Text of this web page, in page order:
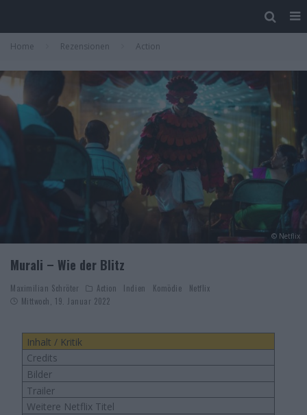
Home Rezensionen Action
© Netflix
Murali – Wie der Blitz
Maximilian Schröter Action Indien Komödie
Netflix
Mittwoch, 19. Januar 2022
Inhalt / Kritik
Credits
Bilder
Trailer
Weitere Netflix Titel